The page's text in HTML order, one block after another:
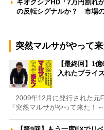
キオクシアHD「7万円割れ
の反転シグナルか？ 市場
突然マルサがやって来
【最終回】1
入れたプライ
2009年12月に発行された元
『突然マルサがやって来た！